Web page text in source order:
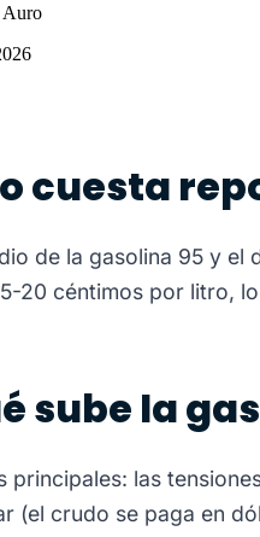
Auro
cuesta
de la gasolina 95 y el
20 céntimos por litro,
sube la
principales: las
(el crudo se paga en